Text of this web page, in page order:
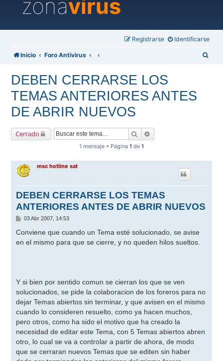
zonavirus
Identificarse
Registrarse
Inicio Foro Antivirus
DEBEN CERRARSE LOS
TEMAS ANTERIORES ANTES
DE ABRIR NUEVOS
Cerrado Buscar
1 mensaje • Página 1 de 1
msc hotline sat
DEBEN CERRARSE LOS TEMAS
ANTERIORES ANTES DE ABRIR NUEVOS
M
n
a
03 Abr 2007, 14:53
Conviene que cuando un Tema esté solucionado, se avise
en el mismo para que se cierre, y no queden hilos sueltos.
Y si bien por sentido comun se cierran los que se ven
solucionados, se pide la colaboracion de los foreros para no
dejar Temas abiertos sin terminar, y que avisen en el mismo
cuando lo consideren resuelto, como ya hacen muchos,
pero otros, como ha sido el motivo que ha creado la
necesidad de editar este Tema, con 5 Temas abiertos abren
otro, lo cual se va a controlar a partir de ahora, de modo
que se cerraran nuevos Temas que se editen sin haber